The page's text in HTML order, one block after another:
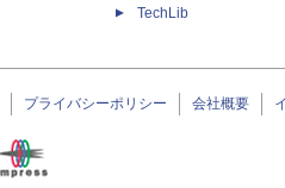
TechLib
プライバシーポリシー 会社概要